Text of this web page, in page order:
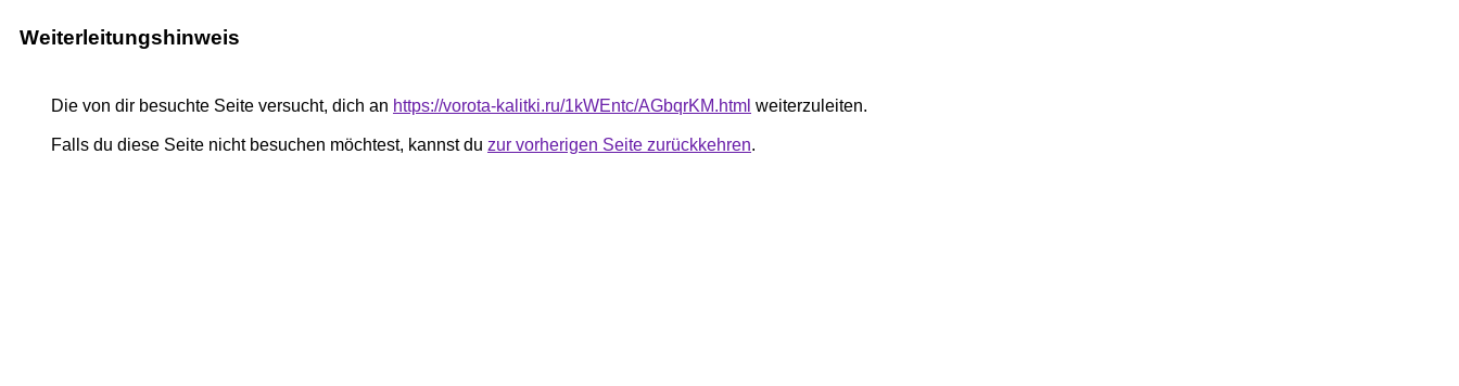
Weiterleitungshinweis
Die von dir besuchte Seite versucht, dich an https://vorota-kalitki.ru/1kWEntc/AGbqrKM.html weiterzuleiten.
Falls du diese Seite nicht besuchen möchtest, kannst du zur vorherigen Seite zurückkehren.